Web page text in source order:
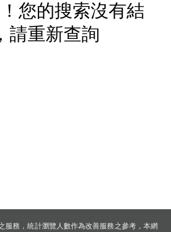
您的搜索沒有結
請重新查詢
服務，統計瀏覽人數作為改善服務之參考，本網